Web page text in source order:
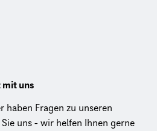
uns
haben Fragen zu unseren
uns - wir helfen Ihnen gerne